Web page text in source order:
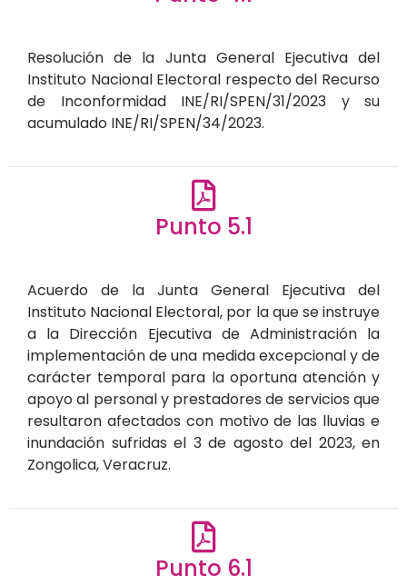
Resolución de la Junta General Ejecutiva del
Instituto Nacional Electoral respecto del Recurso
de Inconformidad INE/RI/SPEN/31/2023 y su
acumulado INE/RI/SPEN/34/2023.
Punto 5.1
Acuerdo de la Junta General Ejecutiva del
Instituto Nacional Electoral, por la que se instruye
a la Dirección Ejecutiva de Administración la
implementación de una medida excepcional y de
carácter temporal para la oportuna atención y
apoyo al personal y prestadores de servicios que
resultaron afectados con motivo de las lluvias e
inundación sufridas el 3 de agosto del 2023, en
Zongolica, Veracruz.
Punto 6.1